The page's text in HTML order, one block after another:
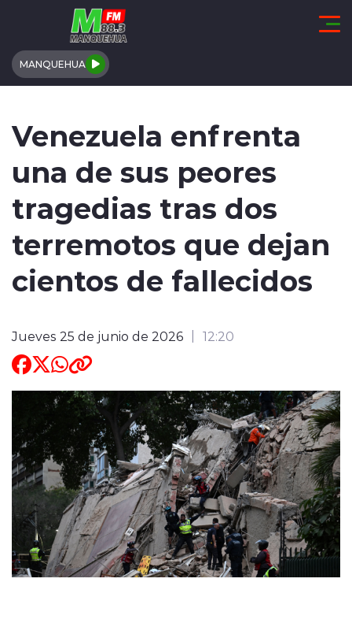
Click acá para ir directamente al contenido
MANQUEHUA
REGIONALES
ACTUALIDAD
TENDENCIAS
INTERNACIONAL
modo claro
Venezuela enfrenta
una de sus peores
tragedias tras dos
terremotos que dejan
cientos de fallecidos
Jueves 25 de junio de 2026 12:20